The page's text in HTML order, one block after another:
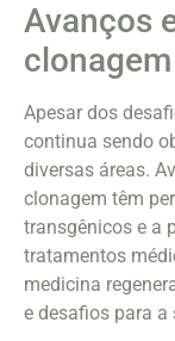
Avanços
clonagem
Apesar dos
continua sendo
diversas áreas.
clonagem têm
transgênicos e a
tratamentos
medicina
e desafios para a